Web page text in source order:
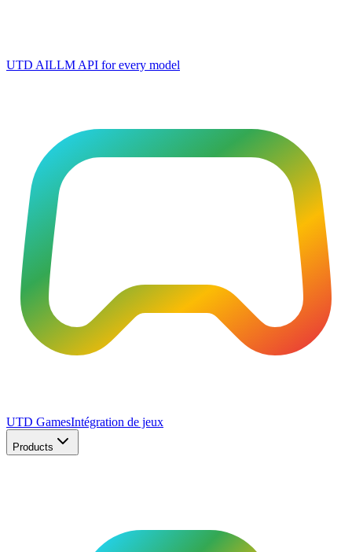
UTD AILLM API for every model
UTD GamesIntégration de jeux
Products